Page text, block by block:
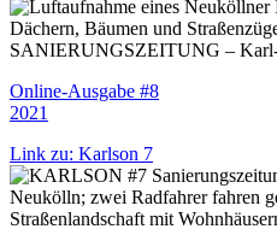
Online-Ausgabe #8
2021
Link zu: Karlson 7